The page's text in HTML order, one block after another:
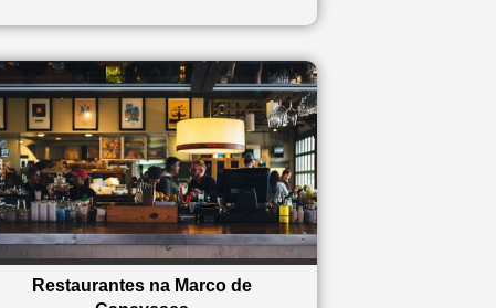
Restaurantes na Marco de